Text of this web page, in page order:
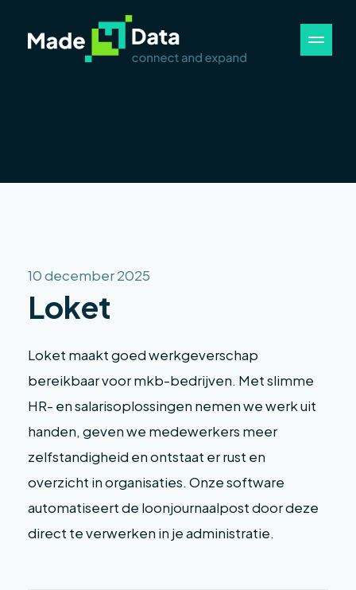
10 december 2025
Loket
Loket maakt goed werkgeverschap
bereikbaar voor mkb-bedrijven. Met slimme
HR- en salarisoplossingen nemen we werk uit
handen, geven we medewerkers meer
zelfstandigheid en ontstaat er rust en
overzicht in organisaties. Onze software
automatiseert de loonjournaalpost door deze
direct te verwerken in je administratie.